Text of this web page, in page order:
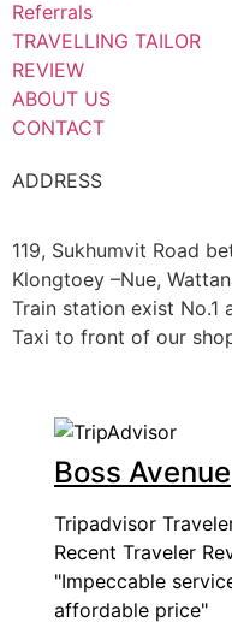
Referrals
TRAVELLING TAILOR
REVIEW
ABOUT US
CONTACT
ADDRESS
119, Sukhumvit Road
Klongtoey –Nue,
Train station exist No.1
Taxi to front of our
Boss Avenue
Tripadvisor
Recent Traveler
"Impeccable
affordable price"